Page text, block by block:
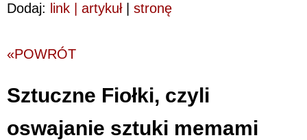
Dodaj: link | artykuł| stronę
«POWRÓT
Sztuczne Fiołki, czyli
oswajanie sztuki memami